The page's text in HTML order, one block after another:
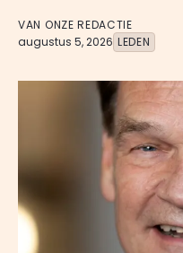
VAN ONZE REDACTIE
augustus 5, 2026 LEDEN